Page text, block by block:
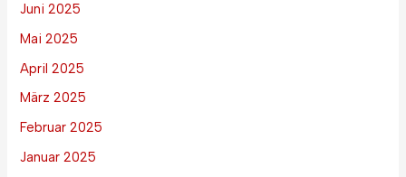
Juni 2025
Mai 2025
April 2025
März 2025
Februar 2025
Januar 2025